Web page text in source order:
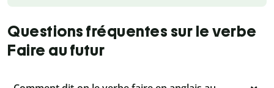
Questions fréquentes sur le verbe
Faire au futur